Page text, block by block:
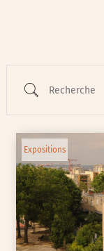
Expositions